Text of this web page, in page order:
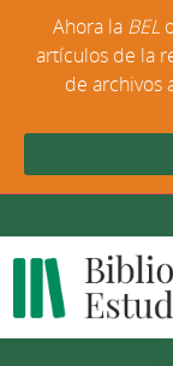
Ahora la BEL
artículos de la
de archivos